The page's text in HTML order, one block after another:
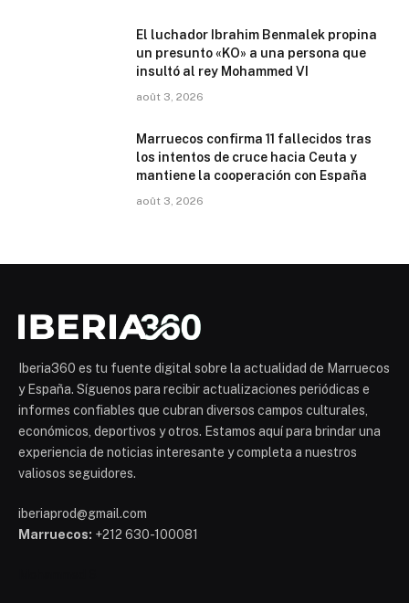
El luchador Ibrahim Benmalek propina
un presunto «KO» a una persona que
insultó al rey Mohammed VI
août 3, 2026
Marruecos confirma 11 fallecidos tras
los intentos de cruce hacia Ceuta y
mantiene la cooperación con España
août 3, 2026
Iberia360 es tu fuente digital sobre la actualidad de Marruecos
y España. Síguenos para recibir actualizaciones periódicas e
informes confiables que cubran diversos campos culturales,
económicos, deportivos y otros. Estamos aquí para brindar una
experiencia de noticias interesante y completa a nuestros
valiosos seguidores.
iberiaprod@gmail.com
Marruecos: +212 630-100081